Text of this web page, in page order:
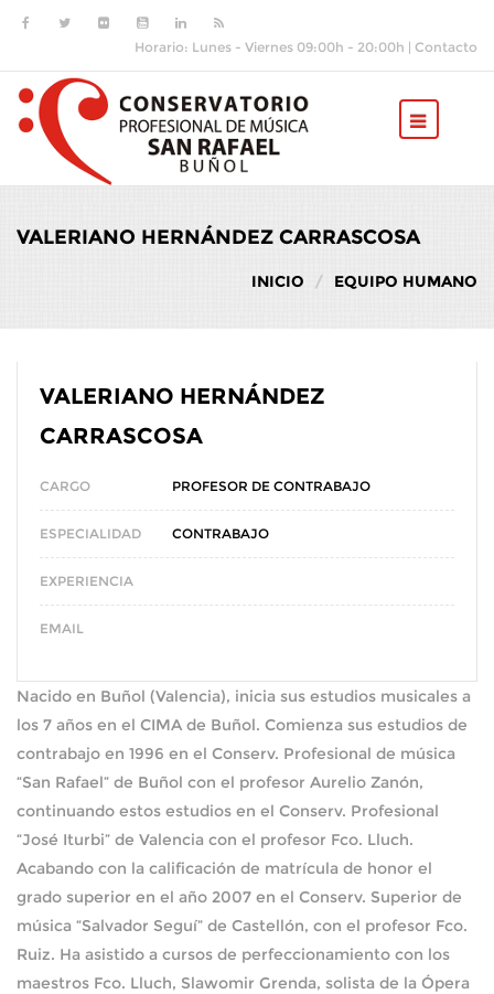
Pasar al contenido principal
Horario: Lunes - Viernes 09:00h - 20:00h | Contacto
VALERIANO HERNÁNDEZ CARRASCOSA
INICIO EQUIPO HUMANO
VALERIANO HERNÁNDEZ
CARRASCOSA
CARGO PROFESOR DE CONTRABAJO
ESPECIALIDAD CONTRABAJO
EXPERIENCIA
EMAIL
Nacido en Buñol (Valencia), inicia sus estudios musicales a
los 7 años en el CIMA de Buñol. Comienza sus estudios de
contrabajo en 1996 en el Conserv. Profesional de música
“San Rafael” de Buñol con el profesor Aurelio Zanón,
continuando estos estudios en el Conserv. Profesional
“José Iturbi” de Valencia con el profesor Fco. Lluch.
Acabando con la calificación de matrícula de honor el
grado superior en el año 2007 en el Conserv. Superior de
música “Salvador Seguí” de Castellón, con el profesor Fco.
Ruiz. Ha asistido a cursos de perfeccionamiento con los
maestros Fco. Lluch, Slawomir Grenda, solista de la Ópera